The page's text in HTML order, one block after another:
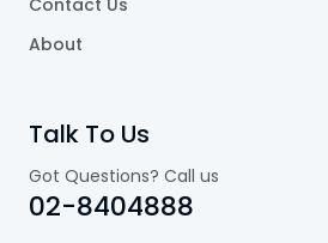
Contact Us
About
Talk To Us
Got Questions? Call us
02-8404888